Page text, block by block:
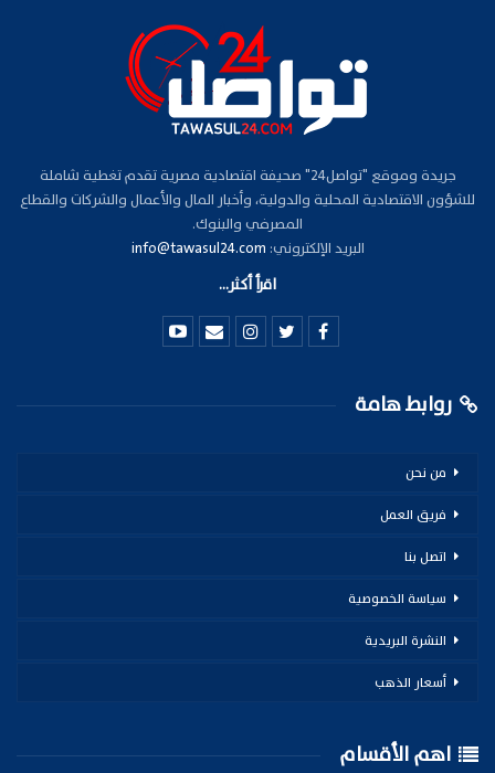
جريدة وموقع "تواصل24" صحيفة اقتصادية مصرية تقدم تغطية شاملة
للشؤون الاقتصادية المحلية والدولية، وأخبار المال والأعمال والشركات والقطاع
المصرفي والبنوك.
البريد الإلكتروني: info@tawasul24.com
اقرأ أكثر...
روابط هامة
من نحن
فريق العمل
اتصل بنا
سياسة الخصوصية
النشرة البريدية
أسعار الذهب
اهم الأقسام